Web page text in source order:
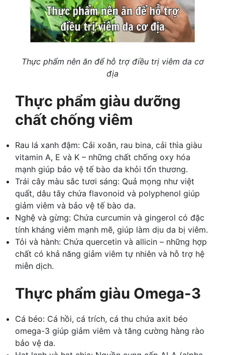
Thực phẩm nên ăn để hỗ trợ điều trị viêm da cơ
địa
Thực phẩm giàu dưỡng
chất chống viêm
Rau lá xanh đậm: Cải xoăn, rau bina, cải thìa giàu
vitamin A, E và K – những chất chống oxy hóa
mạnh giúp bảo vệ tế bào da khỏi tổn thương.
Trái cây màu sắc tươi sáng: Quả mọng như việt
quất, dâu tây chứa flavonoid và polyphenol giúp
giảm viêm và bảo vệ tế bào da.
Nghệ và gừng: Chứa curcumin và gingerol có đặc
tính kháng viêm mạnh mẽ, giúp làm dịu da bị viêm.
Tỏi và hành: Chứa quercetin và allicin – những hợp
chất có khả năng giảm viêm tự nhiên và hỗ trợ hệ
miễn dịch.
Thực phẩm giàu Omega-3
Cá béo: Cá hồi, cá trích, cá thu chứa axit béo
omega-3 giúp giảm viêm và tăng cường hàng rào
bảo vệ da.